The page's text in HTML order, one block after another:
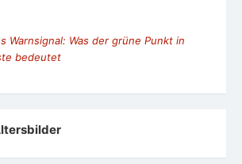
Warnsignal: Was der grüne Punkt in
bedeutet